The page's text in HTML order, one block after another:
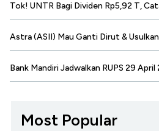
Tok! UNTR Bagi Dividen Rp5,92 T,
Astra (ASII) Mau Ganti Dirut &
Bank Mandiri Jadwalkan RUPS 29 April
Most Popular